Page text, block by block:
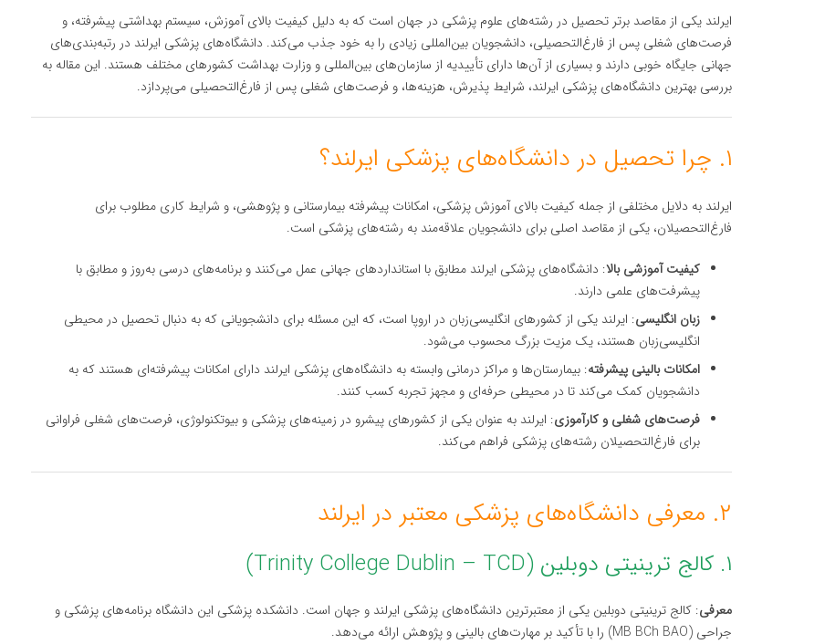
ایرلند یکی از مقاصد برتر تحصیل در رشته‌های علوم پزشکی در جهان است که به دلیل کیفیت بالای آموزش، سیستم بهداشتی پیشرفته، و
فرصت‌های شغلی پس از فارغ‌التحصیلی، دانشجویان بین‌المللی زیادی را به خود جذب می‌کند. دانشگاه‌های پزشکی ایرلند در رتبه‌بندی‌های
جهانی جایگاه خوبی دارند و بسیاری از آن‌ها دارای تأییدیه از سازمان‌های بین‌المللی و وزارت بهداشت کشورهای مختلف هستند. این مقاله به
بررسی بهترین دانشگاه‌های پزشکی ایرلند، شرایط پذیرش، هزینه‌ها، و فرصت‌های شغلی پس از فارغ‌التحصیلی می‌پردازد.
۱. چرا تحصیل در دانشگاه‌های پزشکی ایرلند؟
ایرلند به دلایل مختلفی از جمله کیفیت بالای آموزش پزشکی، امکانات پیشرفته بیمارستانی و پژوهشی، و شرایط کاری مطلوب برای
فارغ‌التحصیلان، یکی از مقاصد اصلی برای دانشجویان علاقه‌مند به رشته‌های پزشکی است.
کیفیت آموزشی بالا: دانشگاه‌های پزشکی ایرلند مطابق با استانداردهای جهانی عمل می‌کنند و برنامه‌های درسی به‌روز و مطابق با
پیشرفت‌های علمی دارند.
زبان انگلیسی: ایرلند یکی از کشورهای انگلیسی‌زبان در اروپا است، که این مسئله برای دانشجویانی که به دنبال تحصیل در محیطی
انگلیسی‌زبان هستند، یک مزیت بزرگ محسوب می‌شود.
امکانات بالینی پیشرفته: بیمارستان‌ها و مراکز درمانی وابسته به دانشگاه‌های پزشکی ایرلند دارای امکانات پیشرفته‌ای هستند که به
دانشجویان کمک می‌کند تا در محیطی حرفه‌ای و مجهز تجربه کسب کنند.
فرصت‌های شغلی و کارآموزی: ایرلند به عنوان یکی از کشورهای پیشرو در زمینه‌های پزشکی و بیوتکنولوژی، فرصت‌های شغلی فراوانی
برای فارغ‌التحصیلان رشته‌های پزشکی فراهم می‌کند.
۲. معرفی دانشگاه‌های پزشکی معتبر در ایرلند
۱. کالج ترینیتی دوبلین (Trinity College Dublin – TCD)
معرفی: کالج ترینیتی دوبلین یکی از معتبرترین دانشگاه‌های پزشکی ایرلند و جهان است. دانشکده پزشکی این دانشگاه برنامه‌های پزشکی و
جراحی (MB BCh BAO) را با تأکید بر مهارت‌های بالینی و پژوهش ارائه می‌دهد.